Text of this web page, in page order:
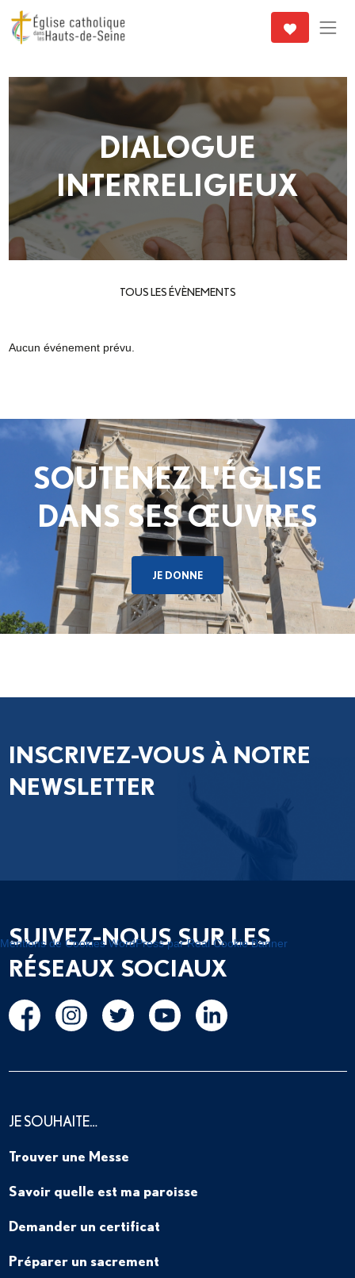
DIALOGUE
INTERRELIGIEUX
TOUS LES ÉVÈNEMENTS
Aucun événement prévu.
SOUTENEZ L'ÉGLISE
DANS SES ŒUVRES
JE DONNE
INSCRIVEZ-VOUS À NOTRE
NEWSLETTER
SUIVEZ-NOUS SUR LES
RÉSEAUX SOCIAUX
JE SOUHAITE…
Trouver une Messe
Savoir quelle est ma paroisse
Demander un certificat
Préparer un sacrement
Mentions de Cookies WordPress par Real Cookie Banner